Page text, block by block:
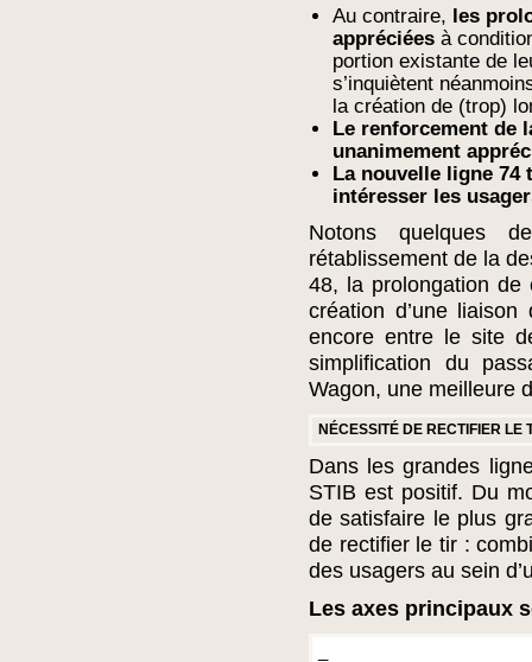
Au contraire, les
appréciées à
portion existante de
s’inquiètent
la création de (trop)
Le renforcement de
unanimement
La nouvelle ligne 74
intéresser les
Notons quelques
rétablissement de la
48, la prolongation de
création d’une
encore entre le site
simplification du
Wagon, une meilleure
NÉCESSITÉ DE RECTIFIER LE
Dans les grandes
STIB est positif. Du
de satisfaire le plus
de rectifier le tir :
des usagers au sein
Les axes principaux